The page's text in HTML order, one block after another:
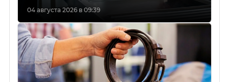
04 августа 2026 в 09:39